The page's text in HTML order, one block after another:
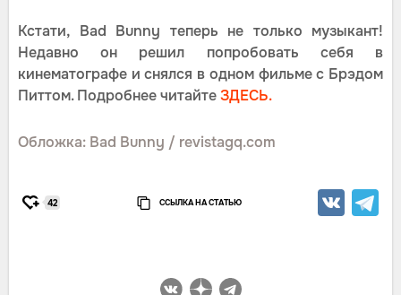
Кстати, Bad Bunny теперь не только музыкант!
Недавно он решил попробовать себя в
кинематографе и снялся в одном фильме с Брэдом
Питтом. Подробнее читайтеЗДЕСЬ.
Обложка: Bad Bunny / revistagq.com
42 ССЫЛКА НА СТАТЬЮ